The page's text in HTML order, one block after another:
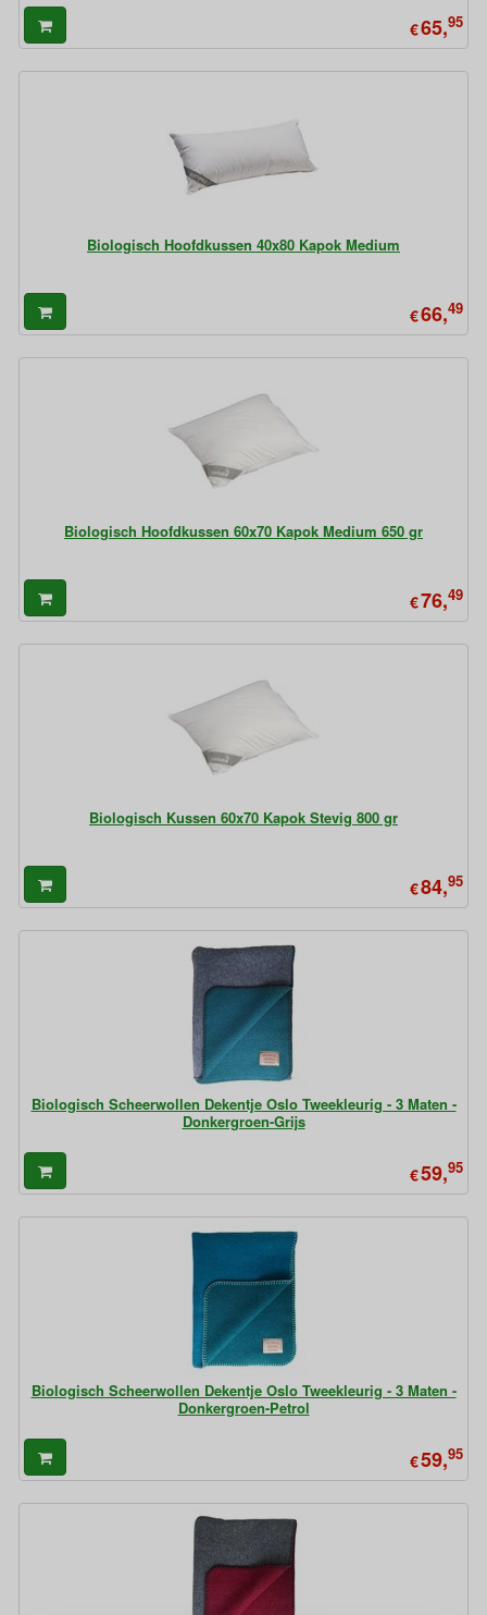
€65,95
Biologisch Hoofdkussen 40x80 Kapok Medium
€66,49
Biologisch Hoofdkussen 60x70 Kapok Medium 650 gr
€76,49
Biologisch Kussen 60x70 Kapok Stevig 800 gr
€84,95
Biologisch Scheerwollen Dekentje Oslo Tweekleurig - 3 Maten -
Donkergroen-Grijs
€59,95
Biologisch Scheerwollen Dekentje Oslo Tweekleurig - 3 Maten -
Donkergroen-Petrol
€59,95